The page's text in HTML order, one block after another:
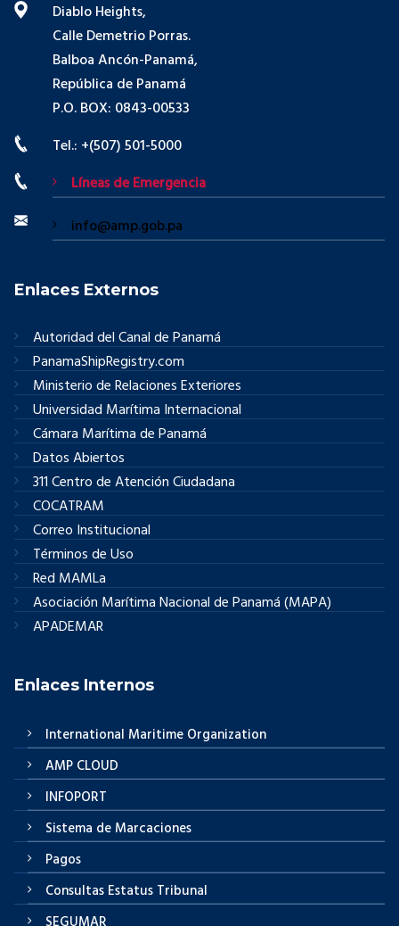
Diablo Heights,
Calle Demetrio Porras.
Balboa Ancón-Panamá,
República de Panamá
P.O. BOX: 0843-00533
Tel.: +(507) 501-5000
Líneas de Emergencia
info@amp.gob.pa
Enlaces Externos
Autoridad del Canal de Panamá
PanamaShipRegistry.com
Ministerio de Relaciones Exteriores
Universidad Marítima Internacional
Cámara Marítima de Panamá
Datos Abiertos
311 Centro de Atención Ciudadana
COCATRAM
Correo Institucional
Términos de Uso
Red MAMLa
Asociación Marítima Nacional de Panamá (MAPA)
APADEMAR
Enlaces Internos
International Maritime Organization
AMP CLOUD
INFOPORT
Sistema de Marcaciones
Pagos
Consultas Estatus Tribunal